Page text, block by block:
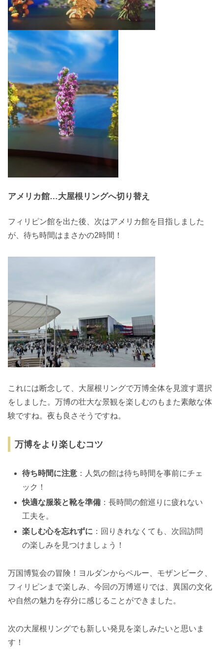
アメリカ館…大屋根リングへ切り替え
フィリピン館を出た後、次はアメリカ館を目指しました
が、待ち時間はまさかの2時間！
これには断念して、大屋根リングで万博全体を見渡す選択
をしました。万博の壮大な景観を楽しむのもまた素敵な体
験ですね。夜も良さそうですね。
万博をより楽しむコツ
待ち時間に注意 ：人気の館は待ち時間を事前にチェ
ック！
快適な服装と靴を準備 ：長時間の館巡りに疲れない
工夫を。
楽しむ心を忘れずに ：回りきれなくても、次回訪問
の楽しみを見つけましょう！
万国博覧会の冒険！ヨルダンからペルー、モザンビーク、
フィリピンまで楽しみ、今回の万博巡りでは、異国の文化
や自然の魅力を存分に感じることができました。
次の大屋根リングでも新しい発見を楽しみたいと思いま
す！